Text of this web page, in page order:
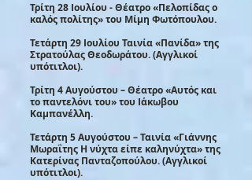
Τρίτη 28 Ιουλίου - Θέατρο «Πελοπίδας ο
καλός πολίτης» του Μίμη Φωτόπουλου.
Τετάρτη 29 Ιουλίου Ταινία «Πανίδα» της
Στρατούλας Θεοδωράτου. (Αγγλικοί
υπότιτλοι).
Τρίτη 4 Αυγούστου – Θέατρο «Αυτός και
το παντελόνι του» του Ιάκωβου
Καμπανέλλη.
Τετάρτη 5 Αυγούστου – Ταινία «Γιάννης
Μωραΐτης Η νύχτα είπε καληνύχτα» της
Κατερίνας Πανταζοπούλου. (Αγγλικοί
υπότιτλοι).